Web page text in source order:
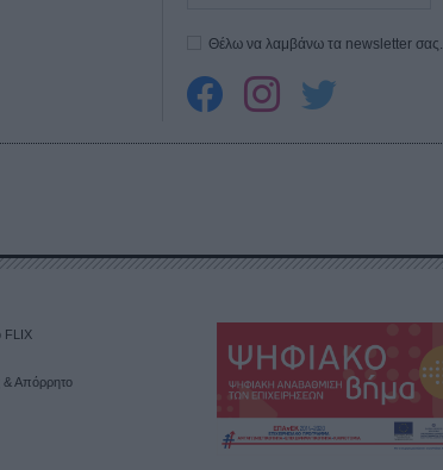
Θέλω να λαμβάνω τα newsletter σας.
FLIX
& Απόρρητο